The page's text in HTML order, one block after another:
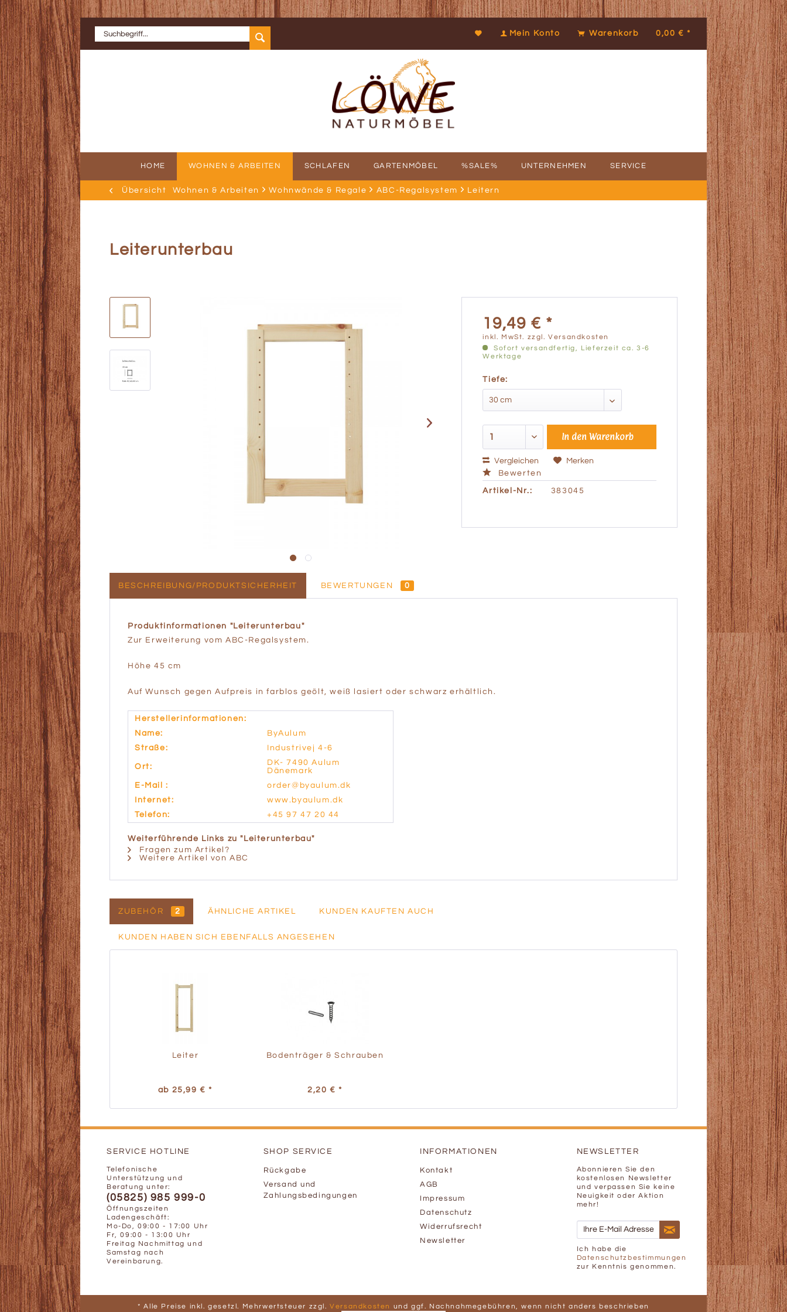
Mein Konto Warenkorb 0,00 € *
HOME WOHNEN & ARBEITEN SCHLAFEN GARTENMÖBEL %SALE% UNTERNEHMEN SERVICE
Übersicht Wohnen & Arbeiten Wohnwände & Regale ABC-Regalsystem Leitern
Leiterunterbau
19,49 € *
inkl. MwSt. zzgl. Versandkosten
Sofort versandfertig, Lieferzeit ca. 3-6
Werktage
Tiefe:
In den Warenkorb
Vergleichen
Merken
Bewerten
Artikel-Nr.: 383045
BESCHREIBUNG/PRODUKTSICHERHEIT BEWERTUNGEN 0
Produktinformationen "Leiterunterbau"
Zur Erweiterung vom ABC-Regalsystem.
Höhe 45 cm
Auf Wunsch gegen Aufpreis in farblos geölt, weiß lasiert oder schwarz erhältlich.
Herstellerinformationen:
Name:
ByAulum
Straße:
Industrivej 4-6
Ort:
DK- 7490 Aulum
Dänemark
E-Mail :
order@byaulum.dk
Internet:
www.byaulum.dk
Telefon:
+45 97 47 20 44
Weiterführende Links zu "Leiterunterbau"
Fragen zum Artikel?
Weitere Artikel von ABC
ZUBEHÖR 2 ÄHNLICHE ARTIKEL KUNDEN KAUFTEN AUCH
KUNDEN HABEN SICH EBENFALLS ANGESEHEN
Leiter
ab 25,99 € *
Bodenträger & Schrauben
2,20 € *
SERVICE HOTLINE
Telefonische
Unterstützung und
Beratung unter:
(05825) 985 999-0
Öffnungszeiten
Ladengeschäft:
Mo-Do, 09:00 - 17:00 Uhr
Fr, 09:00 - 13:00 Uhr
Freitag Nachmittag und
Samstag nach
Vereinbarung.
SHOP SERVICE
Rückgabe
Versand und
Zahlungsbedingungen
INFORMATIONEN
Kontakt
AGB
Impressum
Datenschutz
Widerrufsrecht
Newsletter
NEWSLETTER
Abonnieren Sie den
kostenlosen Newsletter
und verpassen Sie keine
Neuigkeit oder Aktion
mehr!
Ich habe die
Datenschutzbestimmungen
zur Kenntnis genommen.
* Alle Preise inkl. gesetzl. Mehrwertsteuer zzgl.Versandkosten und ggf. Nachnahmegebühren, wenn nicht anders beschrieben